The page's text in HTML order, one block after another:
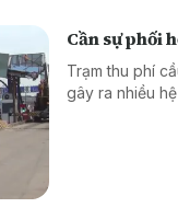
Cần sự phối
Trạm thu phí
gây ra nhiều